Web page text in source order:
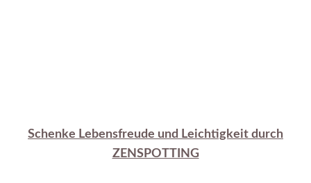
Schenke Lebensfreude und Leichtigkeit durch
ZENSPOTTING